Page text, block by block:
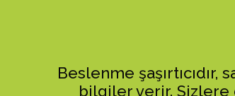
Beslenme
bilgiler verir. Sizlere